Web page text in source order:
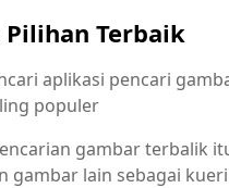
Terbaik
aplikasi pencari
populer
gambar terbalik
gambar lain sebagai